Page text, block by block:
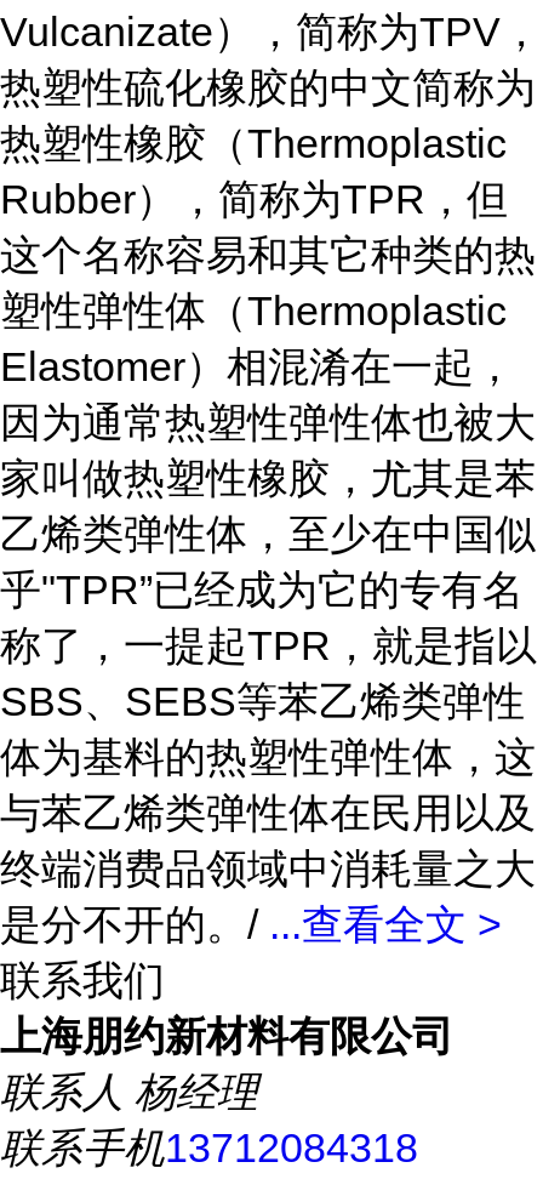
Vulcanizate），简称为TPV，
热塑性硫化橡胶的中文简称为
热塑性橡胶（Thermoplastic
Rubber），简称为TPR，但
这个名称容易和其它种类的热
塑性弹性体（Thermoplastic
Elastomer）相混淆在一起，
因为通常热塑性弹性体也被大
家叫做热塑性橡胶，尤其是苯
乙烯类弹性体，至少在中国似
乎"TPR”已经成为它的专有名
称了，一提起TPR，就是指以
SBS、SEBS等苯乙烯类弹性
体为基料的热塑性弹性体，这
与苯乙烯类弹性体在民用以及
终端消费品领域中消耗量之大
是分不开的。/ ...查看全文 >
联系我们
上海朋约新材料有限公司
联系人 杨经理
联系手机13712084318